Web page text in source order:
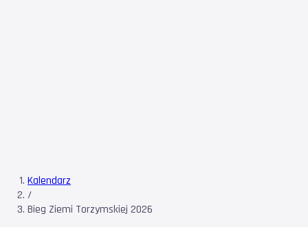
Kalendarz
/
Bieg Ziemi Torzymskiej 2026